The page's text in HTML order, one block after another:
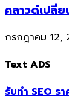
คลาวด์เปลี่ย
กรกฎาคม 12,
Text ADS
รับทำ SEO ร